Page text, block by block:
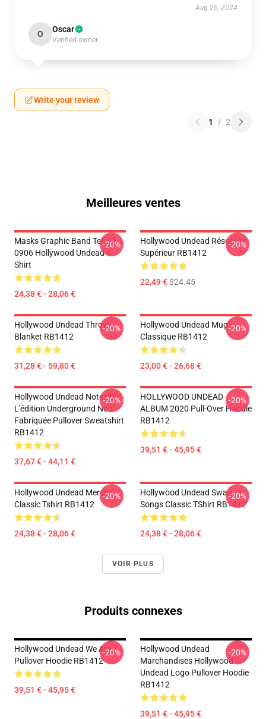
Aug 26, 2024
O Oscar
Verified owner
Write your review
1 / 2
Meilleures ventes
Masks Graphic Band Tee LA
0906 Hollywood Undead T-
Shirt
24,38 € - 28,06 €
-20%
Hollywood Undead Réservoir
Supérieur RB1412
22,49 €$24.45
-20%
Hollywood Undead Throw
Blanket RB1412
31,28 € - 59,80 €
-20%
Hollywood Undead Mug
Classique RB1412
23,00 € - 26,68 €
-20%
Hollywood Undead Notes De
L'édition Underground Non
Fabriquée Pullover Sweatshirt
RB1412
37,67 € - 44,11 €
-20%
HOLLYWOOD UNDEAD
ALBUM 2020 Pull-Over Hoodie
RB1412
39,51 € - 45,95 €
-20%
Hollywood Undead Merch
Classic Tshirt RB1412
24,38 € - 28,06 €
-20%
Hollywood Undead Swan
Songs Classic TShirt RB1412
24,38 € - 28,06 €
-20%
VOIR PLUS
Produits connexes
Hollywood Undead We Are
Pullover Hoodie RB1412
39,51 € - 45,95 €
-20%
Hollywood Undead
Marchandises Hollywood
Undead Logo Pullover Hoodie
RB1412
39,51 € - 45,95 €
-20%